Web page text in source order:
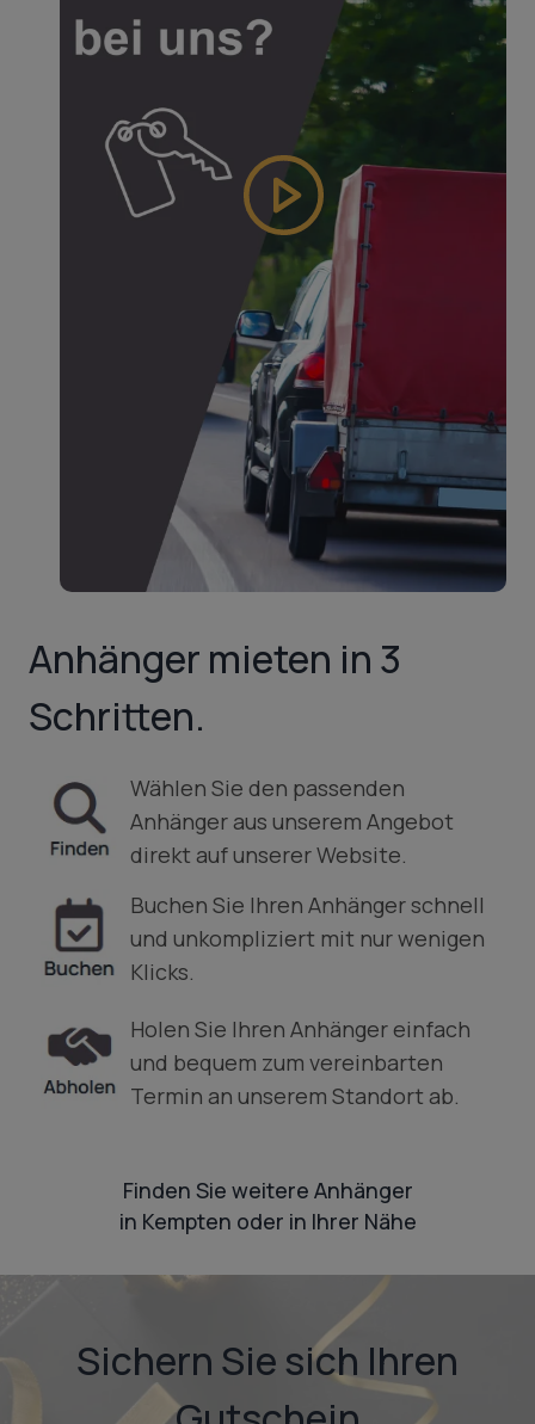
Anhänger mieten in 3
Schritten.
Wählen Sie den passenden
Anhänger aus unserem Angebot
direkt auf unserer Website.
Buchen Sie Ihren Anhänger schnell
und unkompliziert mit nur wenigen
Klicks.
Holen Sie Ihren Anhänger einfach
und bequem zum vereinbarten
Termin an unserem Standort ab.
Finden Sie weitere Anhänger
in Kempten oder in Ihrer Nähe
Sichern Sie sich Ihren